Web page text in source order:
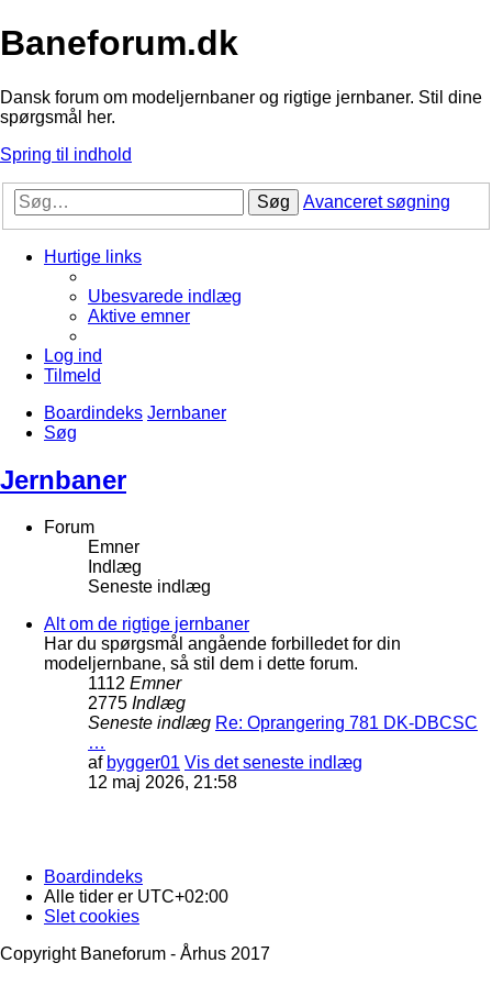
Baneforum.dk
Dansk forum om modeljernbaner og rigtige jernbaner. Stil dine
spørgsmål her.
Spring til indhold
Søg Avanceret søgning
Hurtige links
Ubesvarede indlæg
Aktive emner
Log ind
Tilmeld
Boardindeks Jernbaner
Søg
Jernbaner
Forum
Emner
Indlæg
Seneste indlæg
Alt om de rigtige jernbaner
Har du spørgsmål angående forbilledet for din
modeljernbane, så stil dem i dette forum.
1112 Emner
2775 Indlæg
Seneste indlæg Re: Oprangering 781 DK-DBCSC
…
af bygger01 Vis det seneste indlæg
12 maj 2026, 21:58
Boardindeks
Alle tider er UTC+02:00
Slet cookies
Copyright Baneforum - Århus 2017